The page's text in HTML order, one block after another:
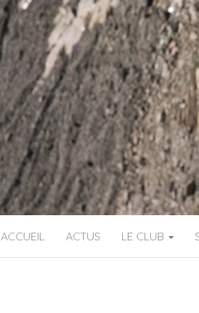
ACCUEIL ACTUS LE CLUB